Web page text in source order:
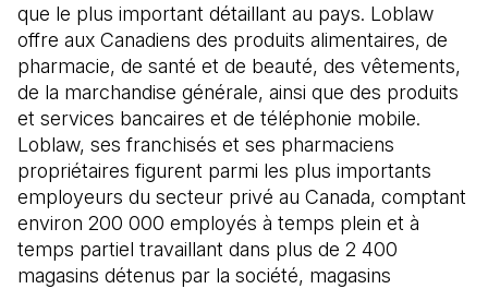
que le plus important détaillant au pays. Loblaw
offre aux Canadiens des produits alimentaires, de
pharmacie, de santé et de beauté, des vêtements,
de la marchandise générale, ainsi que des produits
et services bancaires et de téléphonie mobile.
Loblaw, ses franchisés et ses pharmaciens
propriétaires figurent parmi les plus importants
employeurs du secteur privé au Canada, comptant
environ 200 000 employés à temps plein et à
temps partiel travaillant dans plus de 2 400
magasins détenus par la société, magasins